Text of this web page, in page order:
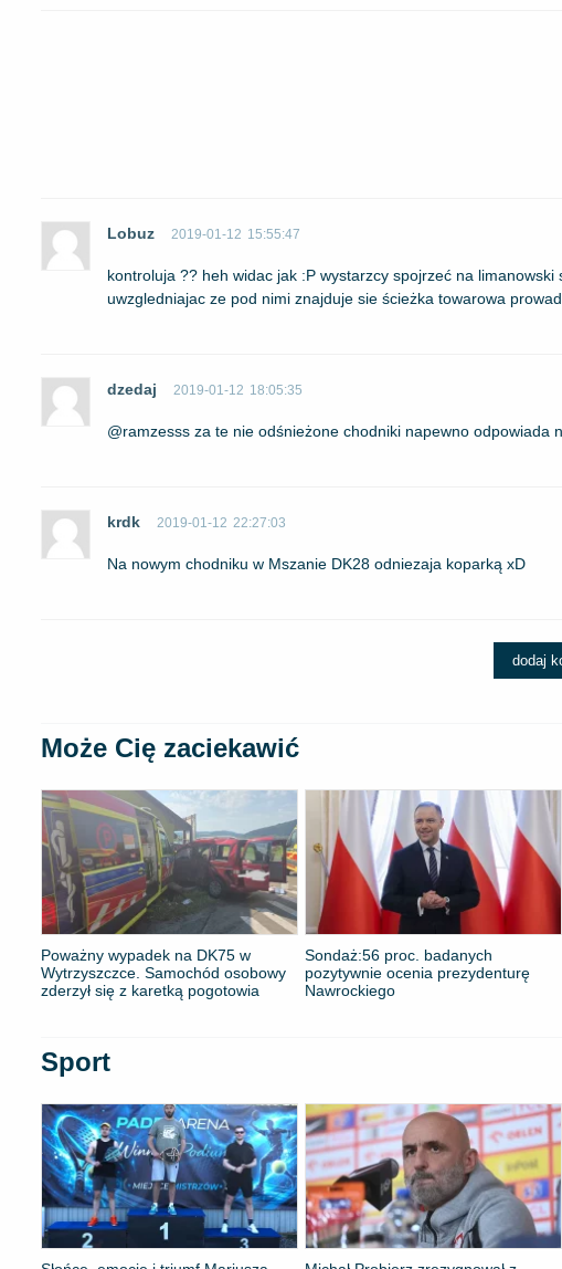
Lobuz 2019-01-12 15:55:47
kontroluja ?? heh widac jak :P wystarzcy spojrzeć na
uwzgledniajac ze pod nimi znajduje sie ścieżka towarowa
dzedaj 2019-01-12 18:05:35
@ramzesss za te nie odśnieżone chodniki napewno odpowiada
krdk 2019-01-12 22:27:03
Na nowym chodniku w Mszanie DK28 odniezaja koparką xD
dodaj
Może Cię zaciekawić
Poważny wypadek na DK75 w
Wytrzyszczce. Samochód osobowy
zderzył się z karetką pogotowia
​Sondaż:56 proc. badanych
pozytywnie ocenia prezydenturę
Nawrockiego
Sport